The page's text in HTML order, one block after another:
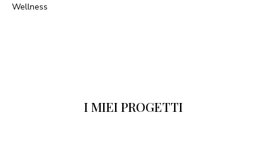
Wellness
I MIEI PROGETTI